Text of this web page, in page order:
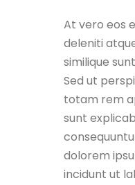
At vero eos
deleniti
similique
Sed ut
totam rem
sunt
dolorem
incidunt ut